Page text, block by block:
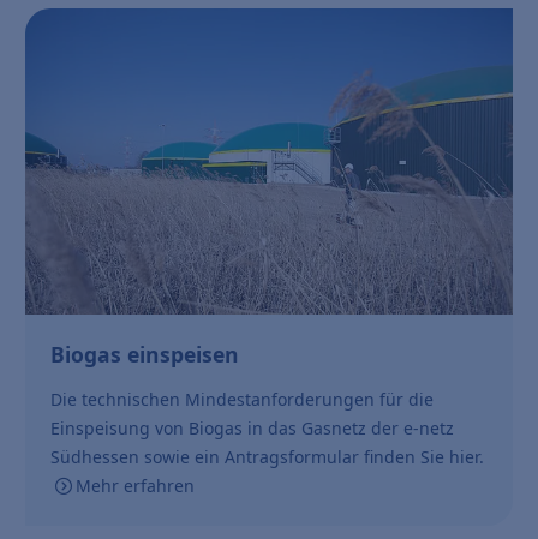
Biogas einspeisen
Die technischen Mindestanforderungen für die
Einspeisung von Biogas in das Gasnetz der e-netz
Südhessen sowie ein Antragsformular finden Sie hier.
Mehr erfahren